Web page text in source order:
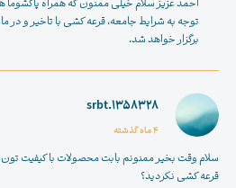
احمد عزیز سلام خیلی ممنون که همراه پاکشوما
توجه به شرایط جامعه، قرعه کشی با تاخیر و در
برگزار خواهد شد.
srbt.1358328
4 ماه گذشته
سلام وقت بخیر ممنونم بابت محصولات با کیفیت
قرعه کشی نکردید؟